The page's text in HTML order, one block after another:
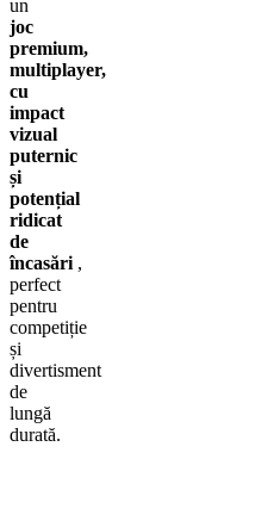
un
joc
premium,
multiplayer,
cu
impact
vizual
puternic
și
potențial
ridicat
de
încasări ,
perfect
pentru
competiție
și
divertisment
de
lungă
durată.